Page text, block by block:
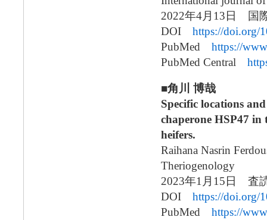
2022年4月13日 国
DOI https://doi.org/
PubMed https://
PubMed Central
■角川 博哉
Specific locations
chaperone HSP47 in
heifers.
Raihana Nasrin
Theriogenology
2023年1月15日
DOI https://doi.org/
PubMed https://